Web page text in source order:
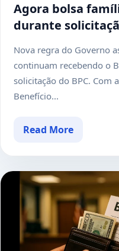
Agora bolsa
durante
Nova regra do Governo
continuam recebendo o
solicitação do BPC. Com
Benefício...
Read More